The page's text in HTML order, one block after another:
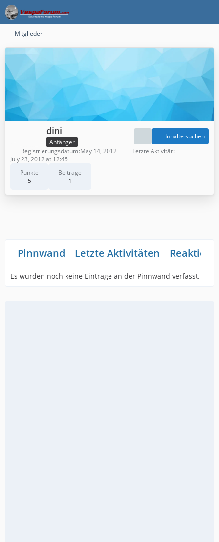
Mitglieder
dini
Anfänger
Punkte
5
Beiträge
1
Inhalte suchen
Registrierungsdatum May 14, 2012
Letzte Aktivität
July 23, 2012 at 12:45
Pinnwand Letzte Aktivitäten
Es wurden noch keine Einträge an der Pinnwand verfasst.